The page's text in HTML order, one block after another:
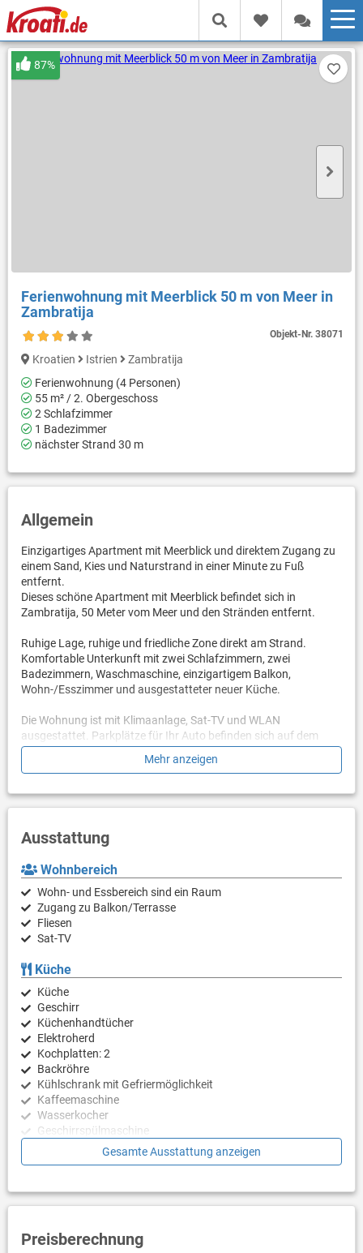
Ferienwohnung mit Meerblick 50 m von Meer in
Zambratija
Objekt-Nr.38071
87%
Kroatien Istrien
Zambratija
Ferienwohnung (4 Personen)
55 m² / 2. Obergeschoss
2 Schlafzimmer
1 Badezimmer
nächster Strand 30 m
Allgemein
Einzigartiges Apartment mit Meerblick und direktem Zugang zu
einem Sand, Kies und Naturstrand in einer Minute zu Fuß
entfernt.
Dieses schöne Apartment mit Meerblick befindet sich in
Zambratija, 50 Meter vom Meer und den Stränden entfernt.
Ruhige Lage, ruhige und friedliche Zone direkt am Strand.
Komfortable Unterkunft mit zwei Schlafzimmern, zwei
Badezimmern, Waschmaschine, einzigartigem Balkon,
Wohn-/Esszimmer und ausgestatteter neuer Küche.
Die Wohnung ist mit Klimaanlage, Sat-TV und WLAN
ausgestattet. Parkplätze für Ihr Auto befinden sich auf dem
Grundstück.
Mehr anzeigen
Ausstattung
Wohnbereich
Wohn- und Essbereich sind ein Raum
Zugang zu Balkon/Terrasse
Fliesen
Sat-TV
Küche
Küche
Geschirr
Küchenhandtücher
Elektroherd
Kochplatten: 2
Backröhre
Kühlschrank mit Gefriermöglichkeit
Kaffeemaschine
Wasserkocher
Geschirrspülmaschine
Schlafzimmer
Laminat
Laminat
Gesamte Ausstattung anzeigen
Preisberechnung